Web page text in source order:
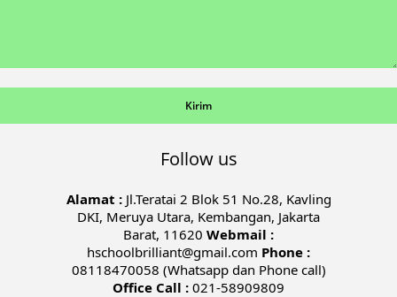
Follow us
Alamat :Jl.Teratai 2 Blok 51 No.28, Kavling
DKI, Meruya Utara, Kembangan, Jakarta
Barat, 11620 Webmail :
hschoolbrilliant@gmail.com Phone :
08118470058 (Whatsapp dan Phone call)
Office Call : 021-58909809